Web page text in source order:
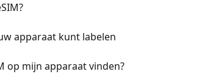
apparaat kunt labelen
op mijn apparaat vinden?